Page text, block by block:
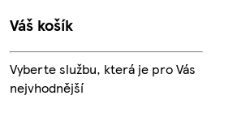
Váš košík
Vyberte službu, která je pro Vás
nejvhodnější